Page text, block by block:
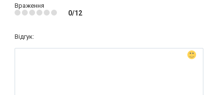
Враження
0/12
Відгук: